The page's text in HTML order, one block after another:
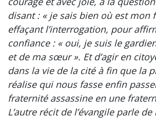
disant : « je sais bien où est mon
effaçant l’interrogation, pour
confiance : « oui, je suis le
et de ma sœur ». Et d’agir en
dans la vie de la cité à fin que la
réalise qui nous fasse enfin
fraternité assassine en une
L’autre récit de l’évangile parle